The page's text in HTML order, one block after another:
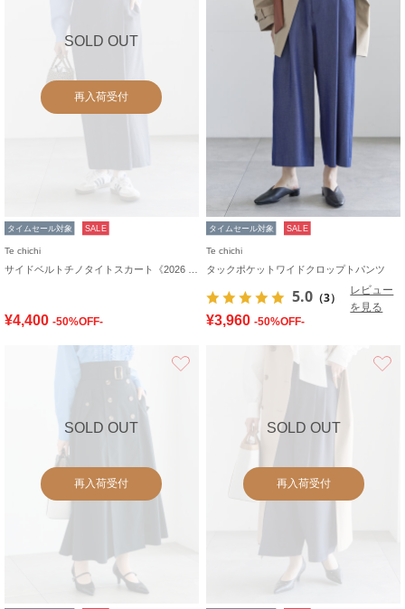
SOLD OUT
再入荷受付
タイムセール対象 SALE
Te chichi
¥4,400 -50%OFF-
タイムセール対象 SALE
Te chichi
タックポケットワイドクロップトパンツ
5.0 （3）
レビュー
を見る
¥3,960 -50%OFF-
SOLD OUT
再入荷受付
SOLD OUT
再入荷受付